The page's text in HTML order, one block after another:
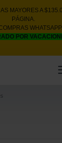
MAYORES A
PÁGINA.
POR